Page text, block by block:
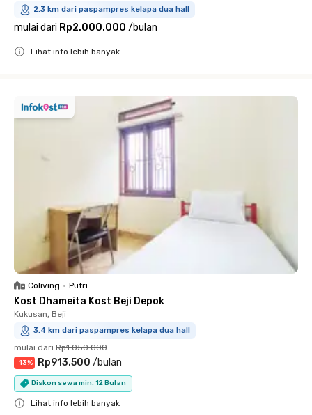
2.3 km dari paspampres kelapa dua hall
mulai dari Rp2.000.000 /bulan
Lihat info lebih banyak
Coliving • Putri
Kost Dhameita Kost Beji Depok
Kukusan, Beji
3.4 km dari paspampres kelapa dua hall
mulai dari Rp1.050.000
-13% Rp913.500 /bulan
Diskon sewa min. 12 Bulan
Lihat info lebih banyak